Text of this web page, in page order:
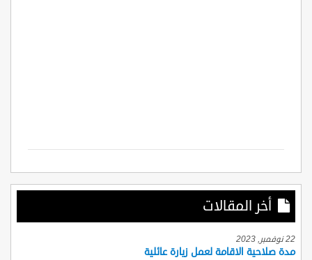
أخر المقالات
22 نوفمبر, 2023
مدة صلاحية الاقامة لعمل زيارة عائلية